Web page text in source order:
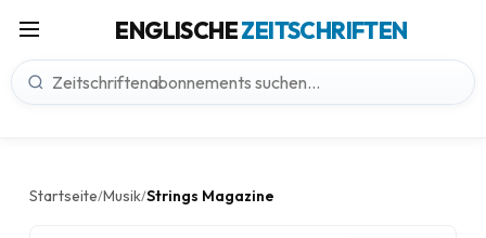
ENGLISCHEZEITSCHRIFTEN
Startseite/Musik/Strings Magazine